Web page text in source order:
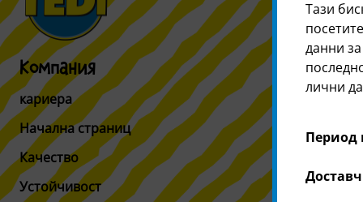
Компания
кариера
Начална страниц
Качество
Устойчивост
Търсачка
Тази
данни
лични
Период